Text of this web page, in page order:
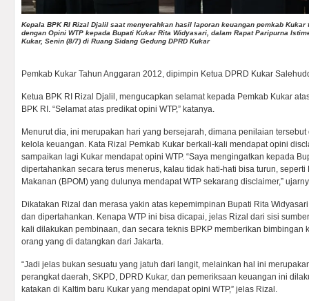
Kepala BPK RI Rizal Djalil saat menyerahkan hasil laporan keuangan pemkab Kukar
dengan Opini WTP kepada Bupati Kukar Rita Widyasari, dalam Rapat Paripurna
Kukar, Senin (8/7) di Ruang Sidang Gedung DPRD Kukar
Pemkab Kukar Tahun Anggaran 2012, dipimpin Ketua DPRD Kukar
Ketua BPK RI Rizal Djalil, mengucapkan selamat kepada Pemkab Kukar
BPK RI. “Selamat atas predikat opini WTP,” katanya.
Menurut dia, ini merupakan hari yang bersejarah, dimana penilaian
kelola keuangan. Kata Rizal Pemkab Kukar berkali-kali mendapat opini
sampaikan lagi Kukar mendapat opini WTP. “Saya mengingatkan kepada
dipertahankan secara terus menerus, kalau tidak hati-hati bisa turun,
Makanan (BPOM) yang dulunya mendapat WTP sekarang disclaimer,”
Dikatakan Rizal dan merasa yakin atas kepemimpinan Bupati Rita
dan dipertahankan. Kenapa WTP ini bisa dicapai, jelas Rizal dari sisi
kali dilakukan pembinaan, dan secara teknis BPKP memberikan bimbingan
orang yang di datangkan dari Jakarta.
“Jadi jelas bukan sesuatu yang jatuh dari langit, melainkan hal ini
perangkat daerah, SKPD, DPRD Kukar, dan pemeriksaan keuangan ini
katakan di Kaltim baru Kukar yang mendapat opini WTP,” jelas Rizal.